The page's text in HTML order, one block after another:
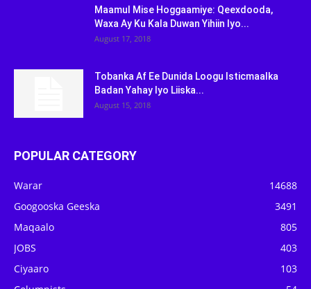
Maamul Mise Hoggaamiye: Qeexdooda,
Waxa Ay Ku Kala Duwan Yihiin Iyo...
August 17, 2018
Tobanka Af Ee Dunida Loogu Isticmaalka
Badan Yahay Iyo Liiska...
August 15, 2018
POPULAR CATEGORY
Warar
14688
Googooska Geeska
3491
Maqaalo
805
JOBS
403
Ciyaaro
103